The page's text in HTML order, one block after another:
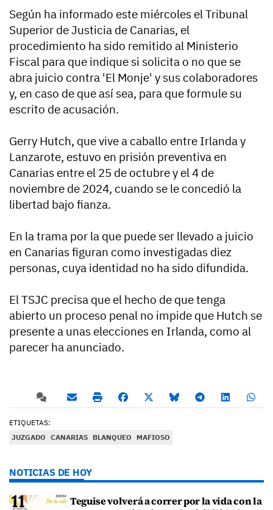
Según ha informado este miércoles el Tribunal
Superior de Justicia de Canarias, el
procedimiento ha sido remitido al Ministerio
Fiscal para que indique si solicita o no que se
abra juicio contra 'El Monje' y sus colaboradores
y, en caso de que así sea, para que formule su
escrito de acusación.
Gerry Hutch, que vive a caballo entre Irlanda y
Lanzarote, estuvo en prisión preventiva en
Canarias entre el 25 de octubre y el 4 de
noviembre de 2024, cuando se le concedió la
libertad bajo fianza.
En la trama por la que puede ser llevado a juicio
en Canarias figuran como investigadas diez
personas, cuya identidad no ha sido difundida.
El TSJC precisa que el hecho de que tenga
abierto un proceso penal no impide que Hutch se
presente a unas elecciones en Irlanda, como al
parecer ha anunciado.
ETIQUETAS:
JUZGADO CANARIAS BLANQUEO MAFIOSO
NOTICIAS DE HOY
Teguise volverá a correr por la vida con la